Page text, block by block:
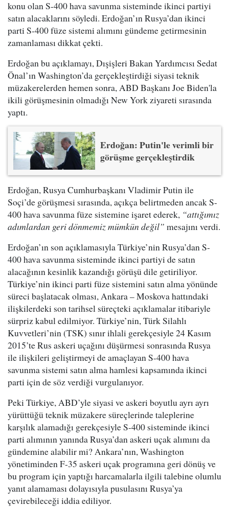
konu olan S-400 hava savunma sisteminde ikinci partiyi
satın alacaklarını söyledi. Erdoğan’ın Rusya’dan ikinci
parti S-400 füze sistemi alımını gündeme getirmesinin
zamanlaması dikkat çekti.
Erdoğan bu açıklamayı, Dışişleri Bakan Yardımcısı Sedat
Önal’ın Washington’da gerçekleştirdiği siyasi teknik
müzakerelerden hemen sonra, ABD Başkanı Joe Biden'la
ikili görüşmesinin olmadığı New York ziyareti sırasında
yaptı.
Erdoğan: Putin'le verimli bir
görüşme gerçekleştirdik
Erdoğan, Rusya Cumhurbaşkanı Vladimir Putin ile
Soçi’de görüşmesi sırasında, açıkça belirtmeden ancak S-
400 hava savunma füze sistemine işaret ederek, “attığımız
adımlardan geri dönmemiz mümkün değil” mesajını verdi.
Erdoğan’ın son açıklamasıyla Türkiye’nin Rusya’dan S-
400 hava savunma sisteminde ikinci partiyi de satın
alacağının kesinlik kazandığı görüşü dile getiriliyor.
Türkiye’nin ikinci parti füze sistemini satın alma yönünde
süreci başlatacak olması, Ankara – Moskova hattındaki
ilişkilerdeki son tarihsel süreçteki açıklamalar itibariyle
sürpriz kabul edilmiyor. Türkiye’nin, Türk Silahlı
Kuvvetleri’nin (TSK) sınır ihlali gerekçesiyle 24 Kasım
2015’te Rus askeri uçağını düşürmesi sonrasında Rusya
ile ilişkileri geliştirmeyi de amaçlayan S-400 hava
savunma sistemi satın alma hamlesi kapsamında ikinci
parti için de söz verdiği vurgulanıyor.
Peki Türkiye, ABD’yle siyasi ve askeri boyutlu ayrı ayrı
yürüttüğü teknik müzakere süreçlerinde taleplerine
karşılık alamadığı gerekçesiyle S-400 sisteminde ikinci
parti alımının yanında Rusya’dan askeri uçak alımını da
gündemine alabilir mi? Ankara’nın, Washington
yönetiminden F-35 askeri uçak programına geri dönüş ve
bu program için yaptığı harcamalarla ilgili talebine olumlu
yanıt alamaması dolayısıyla pusulasını Rusya’ya
çevirebileceği iddia ediliyor.